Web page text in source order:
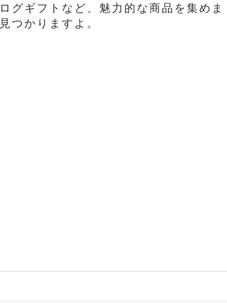
グギフトなど、魅力的な商品を集めま
つかりますよ。